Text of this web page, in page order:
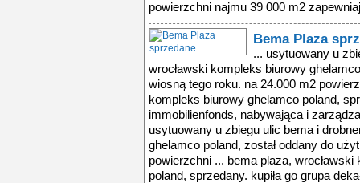
powierzchni najmu 39 000 m2
Bema Plaza
... usytuowany u
wrocławski kompleks biurowy
wiosną tego roku. na 24.000 m2
kompleks biurowy ghelamco poland,
immobilienfonds, nabywająca i
usytuowany u zbiegu ulic bema i
ghelamco poland, został oddany do
powierzchni ... bema plaza,
poland, sprzedany. kupiła go grupa